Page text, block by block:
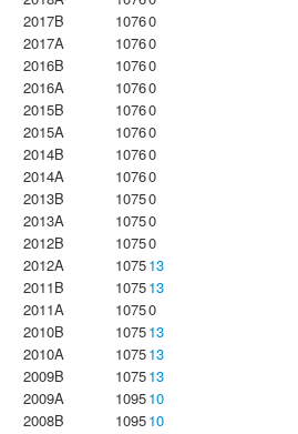
2017B
10760
2017A
10760
2016B
10760
2016A
10760
2015B
10760
2015A
10760
2014B
10760
2014A
10760
2013B
10750
2013A
10750
2012B
10750
2012A
107513
2011B
107513
2011A
10750
2010B
107513
2010A
107513
2009B
107513
2009A
109510
2008B
109510